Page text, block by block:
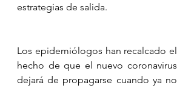
estrategias de salida.
Los epidemiólogos han recalcado el
hecho de que el nuevo coronavirus
dejará de propagarse cuando ya no